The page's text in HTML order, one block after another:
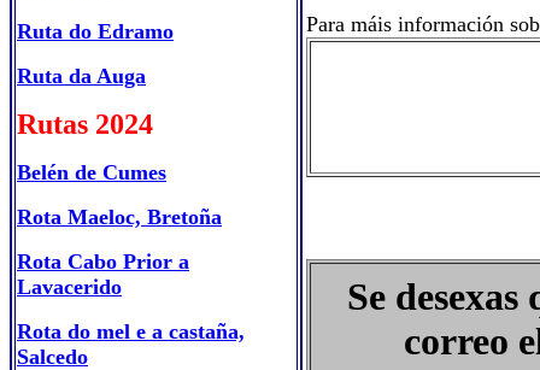
Ruta do Edramo
Ruta da Auga
Rutas 2024
Belén de Cumes
Rota Maeloc, Bretoña
Rota Cabo Prior a
Lavacerido
Rota do mel e a castaña,
Salcedo
Para máis información
Se
correo